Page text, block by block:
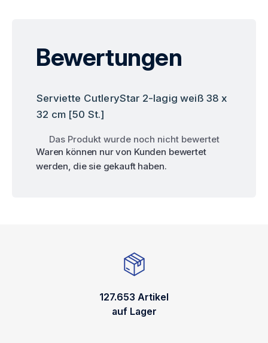
Bewertungen
Serviette CutleryStar 2-lagig weiß 38 x
32 cm [50 St.]
Das Produkt wurde noch nicht bewertet
Waren können nur von Kunden bewertet
werden, die sie gekauft haben.
127.653 Artikel
auf Lager